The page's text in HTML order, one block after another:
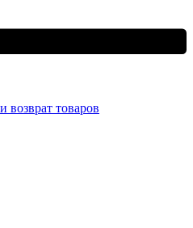
возврат товаров